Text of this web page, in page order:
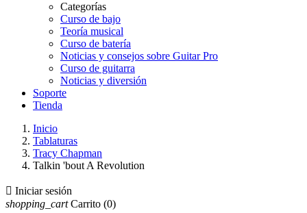
Categorías
Curso de bajo
Teoría musical
Curso de batería
Noticias y consejos sobre Guitar Pro
Curso de guitarra
Noticias y diversión
Soporte
Tienda
Inicio
Tablaturas
Tracy Chapman
Talkin 'bout A Revolution
 Iniciar sesión
shopping_cart Carrito (0)